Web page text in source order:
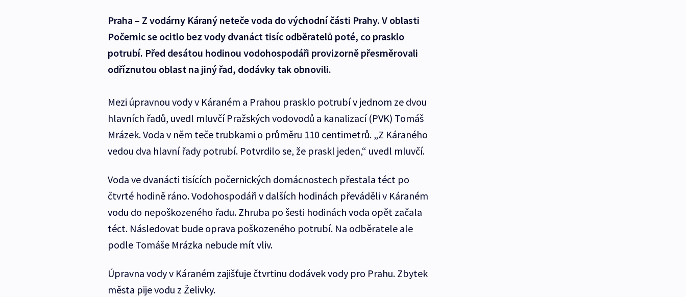
Praha – Z vodárny Káraný neteče voda do východní části Prahy. V oblasti
Počernic se ocitlo bez vody dvanáct tisíc odběratelů poté, co prasklo
potrubí. Před desátou hodinou vodohospodáři provizorně přesměrovali
odříznutou oblast na jiný řad, dodávky tak obnovili.
Mezi úpravnou vody v Káraném a Prahou prasklo potrubí v jednom ze dvou
hlavních řadů, uvedl mluvčí Pražských vodovodů a kanalizací (PVK) Tomáš
Mrázek. Voda v něm teče trubkami o průměru 110 centimetrů. „Z Káraného
vedou dva hlavní řady potrubí. Potvrdilo se, že praskl jeden,“ uvedl mluvčí.
Voda ve dvanácti tisících počernických domácnostech přestala téct po
čtvrté hodině ráno. Vodohospodáři v dalších hodinách převáděli v Káraném
vodu do nepoškozeného řadu. Zhruba po šesti hodinách voda opět začala
téct. Následovat bude oprava poškozeného potrubí. Na odběratele ale
podle Tomáše Mrázka nebude mít vliv.
Úpravna vody v Káraném zajišťuje čtvrtinu dodávek vody pro Prahu. Zbytek
města pije vodu z Želivky.